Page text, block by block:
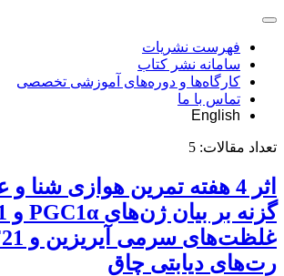
فهرست نشریات
سامانه نشر کتاب
کارگاه‌ها و دوره‌های آموزشی تخصصی
تماس با ما
English
تعداد مقالات: 5
اثر 4 هفته تمرین هوازی شنا
رت‌های دیابتی چاق